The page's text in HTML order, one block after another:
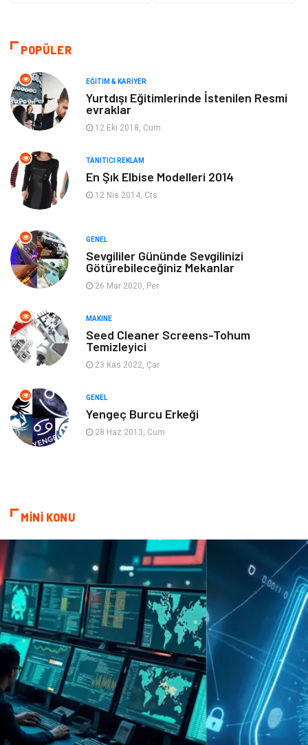
Moda
Makine
Elektronik
Ev Dekorasyon Organizasyon
Anne & Çocuk Genel Kültür
Ev İşleri
Gençlik & Eğlence
Mobilya
Evlilik Rehberi
Astroloji Keyfinizi Kaçırmayın
Sigorta Çadır
Yazı Tahtaları Pet Malzemeleri
POPÜLER
EĞITIM & KARIYER
Yurtdışı Eğitimlerinde İstenilen Resmi
evraklar
12 Eki 2018, Cum
TANITICI REKLAM
En Şık Elbise Modelleri 2014
12 Nis 2014, Cts
GENEL
Sevgililer Gününde Sevgilinizi
Götürebileceğiniz Mekanlar
26 Mar 2020, Per
MAKINE
Seed Cleaner Screens-Tohum
Temizleyici
23 Kas 2022, Çar
GENEL
Yengeç Burcu Erkeği
28 Haz 2013, Cum
MİNİ KONU